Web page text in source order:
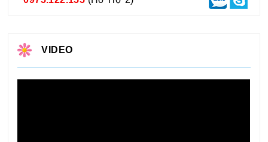
VIDEO